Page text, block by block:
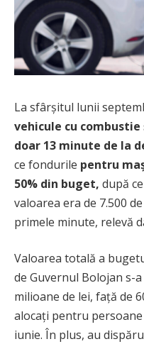
La sfârșitul lunii
vehicule cu
doar 13 minute de la
ce fondurile pentru
50% din buget, după
valoarea era de 7.500
primele minute, relevă
Valoarea totală a
de Guvernul Bolojan s-
milioane de lei, față de
alocați pentru
iunie. În plus, au